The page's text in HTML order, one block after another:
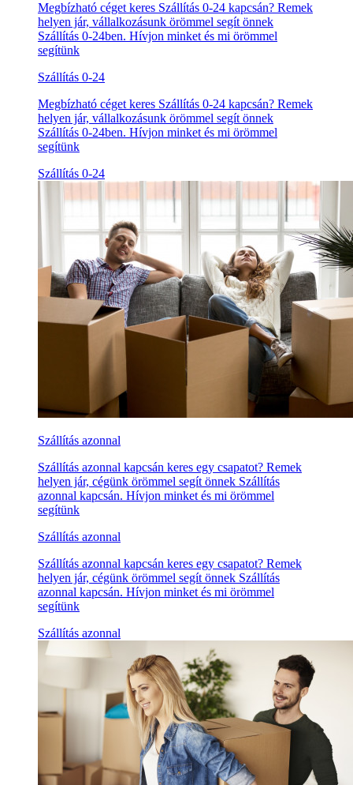
Megbízható céget keres Szállítás 0-24 kapcsán? Remek
helyen jár, vállalkozásunk örömmel segít önnek
Szállítás 0-24ben. Hívjon minket és mi örömmel
segítünk
Szállítás 0-24
Megbízható céget keres Szállítás 0-24 kapcsán? Remek
helyen jár, vállalkozásunk örömmel segít önnek
Szállítás 0-24ben. Hívjon minket és mi örömmel
segítünk
Szállítás 0-24
Szállítás azonnal
Szállítás azonnal kapcsán keres egy csapatot? Remek
helyen jár, cégünk örömmel segít önnek Szállítás
azonnal kapcsán. Hívjon minket és mi örömmel
segítünk
Szállítás azonnal
Szállítás azonnal kapcsán keres egy csapatot? Remek
helyen jár, cégünk örömmel segít önnek Szállítás
azonnal kapcsán. Hívjon minket és mi örömmel
segítünk
Szállítás azonnal